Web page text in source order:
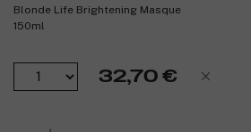
Blonde Life Brightening Masque
150ml
32,70 €